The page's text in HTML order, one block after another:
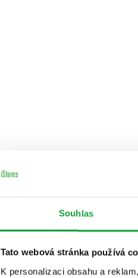
Souhlas
Tato webová stránka používá
K personalizaci obsahu a